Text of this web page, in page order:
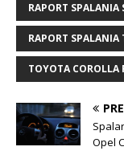
RAPORT SPALANIA
RAPORT SPALANIA
TOYOTA COROLLA
Opel